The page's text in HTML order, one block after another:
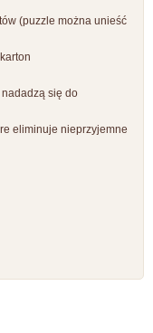
(puzzle można unieść
się do
eliminuje nieprzyjemne